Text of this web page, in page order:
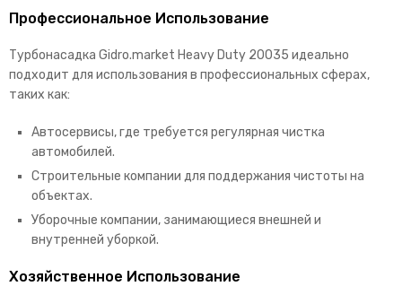
Профессиональное Использование
Турбонасадка Gidro.market Heavy Duty 20035 идеально
подходит для использования в профессиональных сферах,
таких как:
Автосервисы, где требуется регулярная чистка
автомобилей.
Строительные компании для поддержания чистоты на
объектах.
Уборочные компании, занимающиеся внешней и
внутренней уборкой.
Хозяйственное Использование